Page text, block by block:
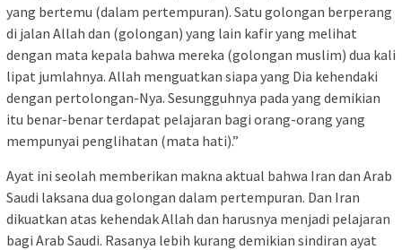
yang bertemu (dalam pertempuran). Satu golongan berperang
di jalan Allah dan (golongan) yang lain kafir yang melihat
dengan mata kepala bahwa mereka (golongan muslim) dua kali
lipat jumlahnya. Allah menguatkan siapa yang Dia kehendaki
dengan pertolongan-Nya. Sesungguhnya pada yang demikian
itu benar-benar terdapat pelajaran bagi orang-orang yang
mempunyai penglihatan (mata hati).”
Ayat ini seolah memberikan makna aktual bahwa Iran dan Arab
Saudi laksana dua golongan dalam pertempuran. Dan Iran
dikuatkan atas kehendak Allah dan harusnya menjadi pelajaran
bagi Arab Saudi. Rasanya lebih kurang demikian sindiran ayat